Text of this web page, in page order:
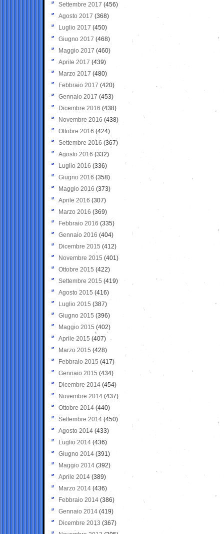
Settembre 2017 (456)
Agosto 2017 (368)
Luglio 2017 (450)
Giugno 2017 (468)
Maggio 2017 (460)
Aprile 2017 (439)
Marzo 2017 (480)
Febbraio 2017 (420)
Gennaio 2017 (453)
Dicembre 2016 (438)
Novembre 2016 (438)
Ottobre 2016 (424)
Settembre 2016 (367)
Agosto 2016 (332)
Luglio 2016 (336)
Giugno 2016 (358)
Maggio 2016 (373)
Aprile 2016 (307)
Marzo 2016 (369)
Febbraio 2016 (335)
Gennaio 2016 (404)
Dicembre 2015 (412)
Novembre 2015 (401)
Ottobre 2015 (422)
Settembre 2015 (419)
Agosto 2015 (416)
Luglio 2015 (387)
Giugno 2015 (396)
Maggio 2015 (402)
Aprile 2015 (407)
Marzo 2015 (428)
Febbraio 2015 (417)
Gennaio 2015 (434)
Dicembre 2014 (454)
Novembre 2014 (437)
Ottobre 2014 (440)
Settembre 2014 (450)
Agosto 2014 (433)
Luglio 2014 (436)
Giugno 2014 (391)
Maggio 2014 (392)
Aprile 2014 (389)
Marzo 2014 (436)
Febbraio 2014 (386)
Gennaio 2014 (419)
Dicembre 2013 (367)